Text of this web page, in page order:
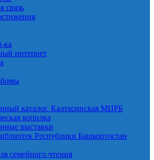
связь
ка
интернет
каталог. Калтасинская МЦРБ
копилка
выставки
Республики Башкортостан
семейного чтения